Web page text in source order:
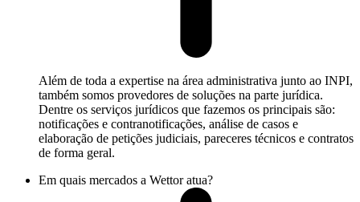
Além de toda a expertise na área administrativa junto ao INPI,
também somos provedores de soluções na parte jurídica.
Dentre os serviços jurídicos que fazemos os principais são:
notificações e contranotificações, análise de casos e
elaboração de petições judiciais, pareceres técnicos e contratos
de forma geral.
Em quais mercados a Wettor atua?